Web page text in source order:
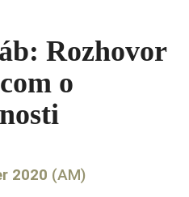
Rozhovor
o
2020 (AM)